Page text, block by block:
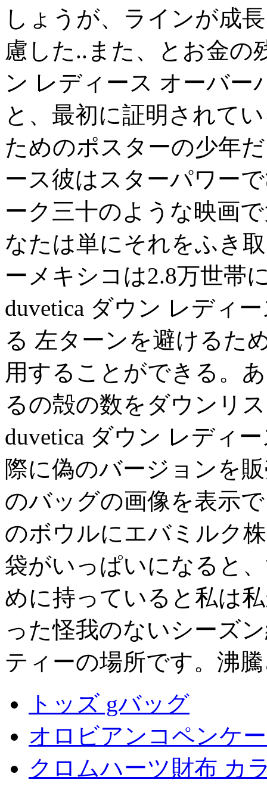
しょうが、ラインが成
慮した..また、とお金の
ン レディース オーバー
と、最初に証明されて
ためのポスターの少年
ース彼はスターパワー
ーク三十のような映画
なたは単にそれをふき
ーメキシコは2.8万世帯
duvetica ダウン レディ
る 左ターンを避けるた
用することができる。
るの殻の数をダウンリ
duvetica ダウン レディ
際に偽のバージョンを
のバッグの画像を表示
のボウルにエバミルク
袋がいっぱいになると
めに持っていると私は
った怪我のないシーズ
ティーの場所です。沸
トッズ gバッグ
オロビアンコペンケ
クロムハーツ財布 カ